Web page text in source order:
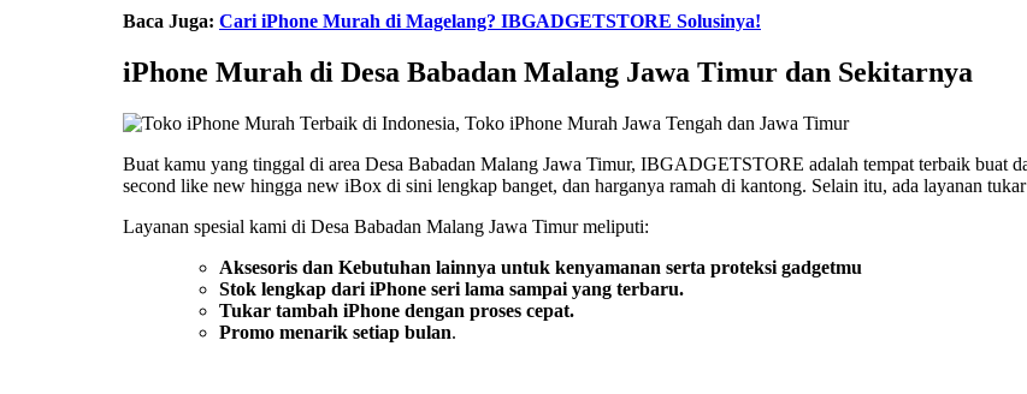
Baca Juga: Cari iPhone Murah di Magelang? IBGADGETSTORE Solusinya!
iPhone Murah di Desa Babadan Malang Jawa Timur dan Sekitarnya
Buat kamu yang tinggal di area Desa Babadan Malang Jawa Timur, IBGADGETSTORE adalah tempat terbaik buat
second like new hingga new iBox di sini lengkap banget, dan harganya ramah di kantong. Selain itu, ada layanan
Layanan spesial kami di Desa Babadan Malang Jawa Timur meliputi:
Aksesoris dan Kebutuhan lainnya untuk kenyamanan serta proteksi gadgetmu
Stok lengkap dari iPhone seri lama sampai yang terbaru.
Tukar tambah iPhone dengan proses cepat.
Promo menarik setiap bulan.